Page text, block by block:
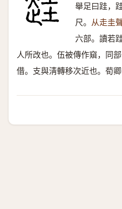
舉足曰跬，
尺。 从走圭
六部。讀若
人所改也。伍被傳作窺，同
借。支與淸轉移次近也。荀卿